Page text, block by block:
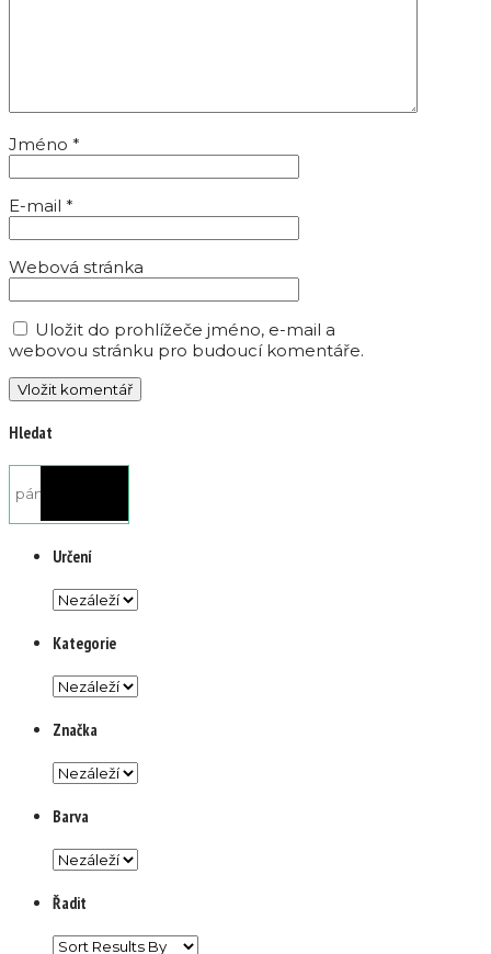
Jméno *
E-mail *
Webová stránka
Uložit do prohlížeče jméno, e-mail a
webovou stránku pro budoucí komentáře.
Hledat
Určení
Kategorie
Značka
Barva
Řadit